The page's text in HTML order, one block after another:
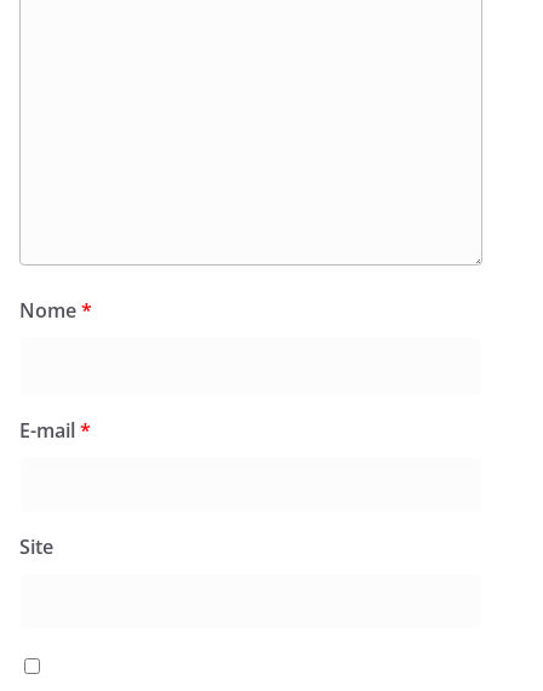
Nome*
E-mail*
Site